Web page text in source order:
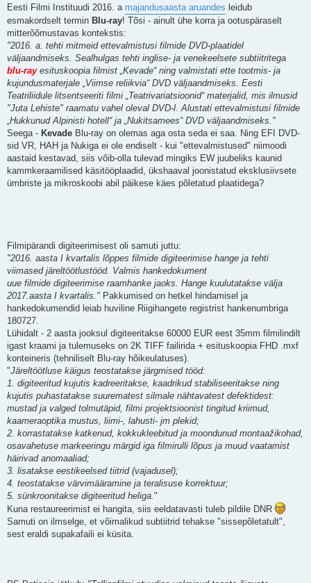
t
s
Eesti Filmi Instituudi 2016. a majandusaasta aruandes leidub
esmakordselt termin Blu-ray! Tõsi - ainult ühe korra ja ootuspäraselt
mitterõõmustavas kontekstis:
"2016. a. tehti mitmeid ettevalmistusi filmide DVD-plaatidel
väljaandmiseks. Sealhulgas tehti inglise- ja venekeelsete subtiitritega
blu-rayesituskoopia filmist „Kevade“ ning valmistati ette tootmis- ja
kujundusmaterjale „Viimse reliikvia“ DVD väljaandmiseks. Eesti
Teatriliidule litsentseeriti filmi „Teatrivariatsioonid“ materjalid, mis ilmusid
"Juta Lehiste" raamatu vahel oleval DVD-l. Alustati ettevalmistusi filmide
„Hukkunud Alpinisti hotell“ ja „Nukitsamees“ DVD väljaandmiseks."
Seega - Kevade Blu-ray on olemas aga osta seda ei saa. Ning EFI DVD-
sid VR, HAH ja Nukiga ei ole endiselt - kui "ettevalmistused" niimoodi
aastaid kestavad, siis võib-olla tulevad mingiks EW juubeliks kaunid
kammkeraamilised käsitööplaadid, ükshaaval joonistatud eksklusiivsete
ümbriste ja mikroskoobi abil päikese käes põletatud plaatidega?
Filmipärandi digiteerimisest oli samuti juttu:
"2016. aasta I kvartalis lõppes filmide digiteerimise hange ja tehti
viimased järeltöötlustööd. Valmis hankedokument
uue filmide digiteerimise raamhanke jaoks. Hange kuulutatakse välja
2017.aasta I kvartalis." Pakkumised on hetkel hindamisel ja
hankedokumendid leiab huviline Riigihangete registrist hankenumbriga
180727.
Lühidalt - 2 aasta jooksul digiteeritakse 60000 EUR eest 35mm filmilindilt
igast kraami ja tulemuseks on 2K TIFF failirida + esituskoopia FHD .mxf
konteineris (tehniliselt Blu-ray hõikeulatuses).
"Järeltöötluse käigus teostatakse järgmised tööd:
1. digiteeritud kujutis kadreeritakse, kaadrikud stabiliseeritakse ning
kujutis puhastatakse suurematest silmale nähtavatest defektidest:
mustad ja valged tolmutäpid, filmi projektsioonist tingitud kriimud,
kaameraoptika mustus, liimi-, lahusti- jm plekid;
2. korrastatakse katkenud, kokkukleebitud ja moondunud montaažikohad,
osavahetuse markeeringu märgid iga filmirulli lõpus ja muud vaatamist
häirivad anomaaliad;
3. lisatakse eestikeelsed tiitrid (vajadusel);
4. teostatakse värvimääramine ja teralisuse korrektuur;
5. sünkroonitakse digiteeritud heliga. "
Kuna restaureerimist ei hangita, siis eeldatavasti tuleb pildile DNR
Samuti on ilmselge, et võimalikud subtiitrid tehakse "sissepõletatult",
sest eraldi supakafaili ei küsita.